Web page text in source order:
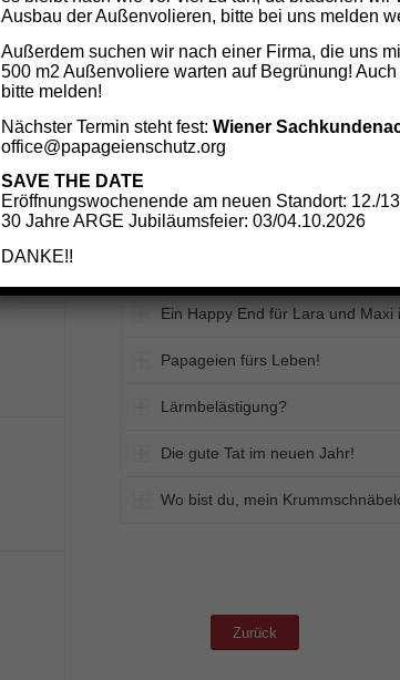
Was Papageien alles Essen -
Tiervergabe aus dem Heim - Wie
100 Papageien suchen dringend
Ein Happy End für Lara und Maxi
Papageien fürs Leben!
Lärmbelästigung?
Die gute Tat im neuen Jahr!
Wo bist du, mein
Zurück
Ausbau der Außenvolieren, bitte bei uns melden
Außerdem suchen wir nach einer Firma, die uns
500 m2 Außenvoliere warten auf Begrünung! Auch
bitte melden!
Nächster Termin steht fest: Wiener
office@papageienschutz.org
SAVE THE DATE
Eröffnungswochenende am neuen Standort: 12./
30 Jahre ARGE Jubiläumsfeier: 03/04.10.2026
DANKE!!